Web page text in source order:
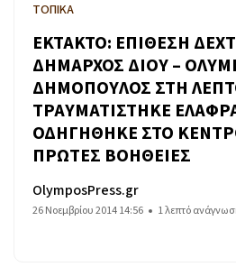
ΤΟΠΙΚΑ
ΕΚΤΑΚΤΟ: ΕΠΙΘΕΣΗ
ΔΗΜΑΡΧΟΣ ΔΙΟΥ –
ΔΗΜΟΠΟΥΛΟΣ ΣΤΗ
ΤΡΑΥΜΑΤΙΣΤΗΚΕ
ΟΔΗΓΗΘΗΚΕ ΣΤΟ
ΠΡΩΤΕΣ ΒΟΗΘΕΙΕΣ
OlymposPress.gr
26 Νοεμβρίου 2014 14:56 1 λεπτό